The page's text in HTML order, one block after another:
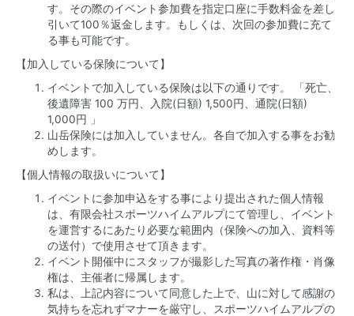
す。その際のイベント参加費を指定口座に手数料金を差し
引いて100％返金します。もしくは、次回の参加費に充て
る事も可能です。
【加入している保険について】
イベントで加入している保険は以下の通りです。 「死亡、
後遺障害 100 万円、入院(日額) 1,500円、通院(日額)
1,000円 」
山岳保険には加入していません。各自で加入する事をお勧
めします。
【個人情報の取扱いについて】
イベントに参加申込をする事により提出された個人情報
は、有限会社スポーツハイムアルプにて管理し、イベント
を運営するにあたり必要な範囲内（保険への加入、資料等
の送付）で使用させて頂きます。
イベント開催中にスタッフが撮影した写真の著作権・肖像
権は、主催者に帰属します。
私は、上記内容について同意した上で、山に対して感謝の
気持ちを忘れずマナーを厳守し、スポーツハイムアルプの